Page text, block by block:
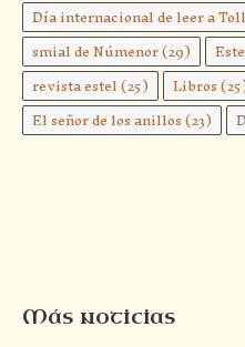
Día internacional de leer a
smial de Númenor(29)
revista estel(25) Libros
El señor de los anillos(23)
Más noticias